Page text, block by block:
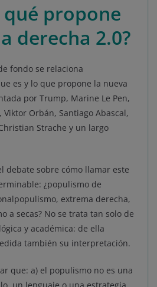
qué propone
derecha 2.0?
fondo se relaciona
es y lo que propone la nueva
por Trump, Marine Le Pen,
Viktor Orbán, Santiago Abascal,
Strache y un largo
debate sobre cómo llamar este
¿populismo de
extrema derecha,
a secas? No se trata tan solo de
y académica: de ella
también su interpretación.
que: a) el populismo no es una